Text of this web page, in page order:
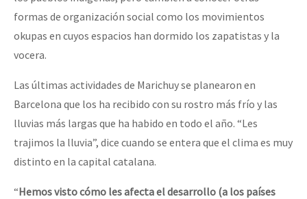
Video
Otras secciones
Semillero Guerra contra la Humanidad. (Las poblaciones y
la naturaleza bajo asedio)
Libros para descargar
Medios Libres
COVID-19
Eventos
formas de organización social como los movimientos
okupas en cuyos espacios han dormido los zapatistas y la
vocera.
Las últimas actividades de Marichuy se planearon en
Barcelona que los ha recibido con su rostro más frío y las
lluvias más largas que ha habido en todo el año. “Les
trajimos la lluvia”, dice cuando se entera que el clima es muy
distinto en la capital catalana.
“Hemos visto cómo les afecta el desarrollo (a los países